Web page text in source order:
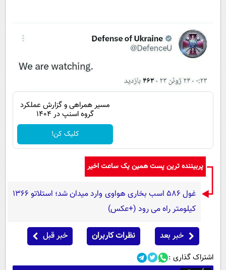
مسیر همراهی و گزارش عملکرد
گروه اسنپ در ۱۴۰۴
کلیک کن!
پربیننده ترین پست همین یک ساعت اخیر
غول 586 اسب بخاری هواوی وارد میدان شد؛ استلاتو 1366
کیلومتر راه می رود (+عکس)
خبر بعد نظرات کاربران خبر قبل
اشتراک گذاری :